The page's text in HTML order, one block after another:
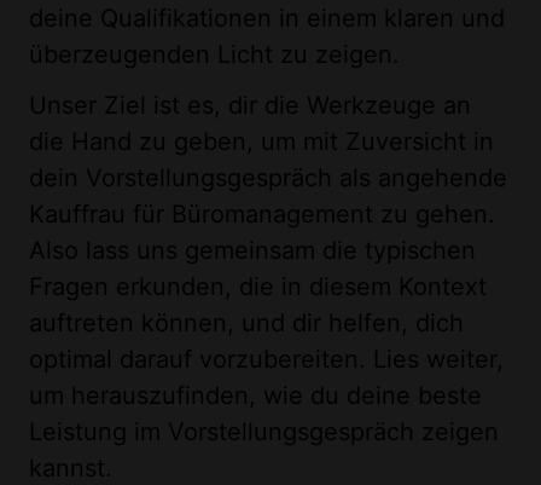
deine Qualifikationen in einem klaren und
überzeugenden Licht zu zeigen.
Unser Ziel ist es, dir die Werkzeuge an
die Hand zu geben, um mit Zuversicht in
dein Vorstellungsgespräch als angehende
Kauffrau für Büromanagement zu gehen.
Also lass uns gemeinsam die typischen
Fragen erkunden, die in diesem Kontext
auftreten können, und dir helfen, dich
optimal darauf vorzubereiten. Lies weiter,
um herauszufinden, wie du deine beste
Leistung im Vorstellungsgespräch zeigen
kannst.